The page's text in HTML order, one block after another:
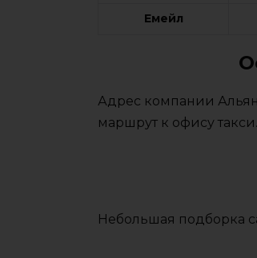
Емейл
Адрес компании
маршрут к офису такси.
Небольшая подборка